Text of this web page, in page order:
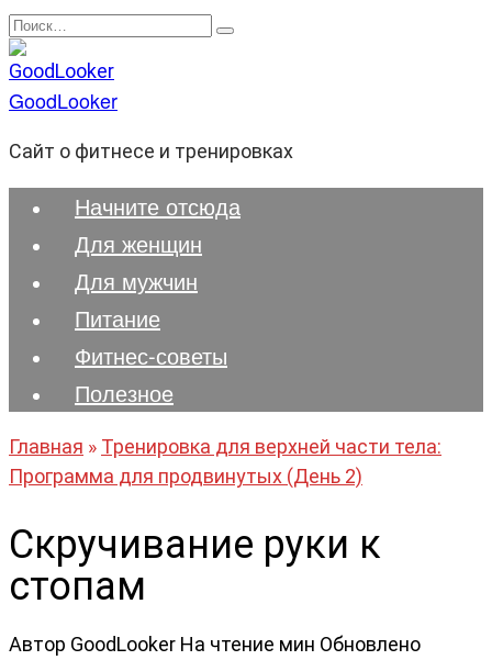
Перейти
к
содержанию
Search
for:
GoodLooker
Сайт о фитнесе и тренировках
Начните отсюда
Для женщин
Для мужчин
Питание
Фитнес-советы
Полезноe
Главная » Тренировка для верхней части тела:
Программа для продвинутых (День 2)
Скручивание руки к
стопам
Автор GoodLooker На чтение мин Обновлено